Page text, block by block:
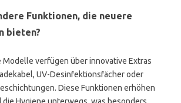
Funktionen, die neuere
bieten?
Modelle verfügen über innovative Extras
UV-Desinfektionsfächer oder
Diese Funktionen erhöhen